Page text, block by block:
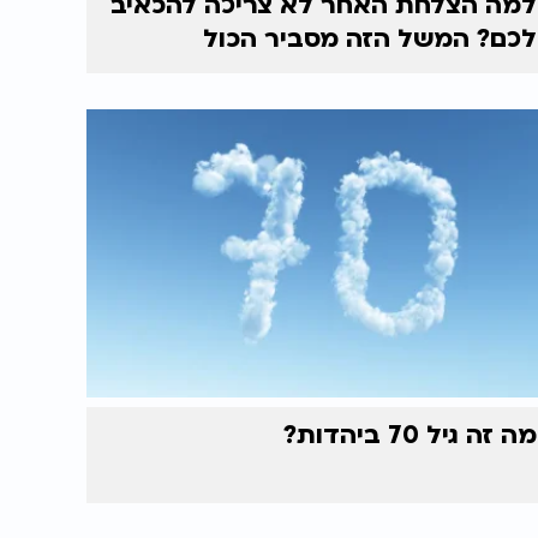
לכם? המשל הזה מסביר הכול
מה זה גיל 70 ביהדות?